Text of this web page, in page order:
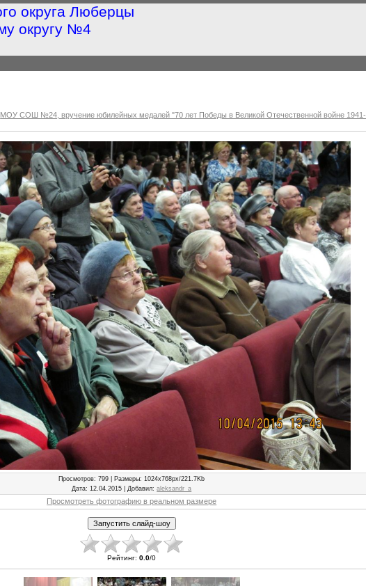
округа Люберцы
округу №4
МОУ СОШ №24, вручение юбилейных медалей "70 лет Победы в Великой Отечественной войне 1941-
Просмотров: 799 | Размеры: 1024x768px/221.7Kb
Дата: 12.04.2015 | Добавил:aleksandr_a
Просмотреть фотографию в реальном размере
Рейтинг: 0.0/0